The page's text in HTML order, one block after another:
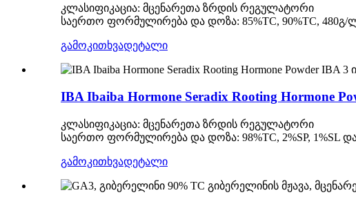
კლასიფიკაცია: მცენარეთა ზრდის რეგულატორი
საერთო ფორმულირება და დოზა: 85%TC, 90%TC, 480გ/
გამოკითხვადეტალი
IBA Ibaiba Hormone Seradix Rooting Hormone
კლასიფიკაცია: მცენარეთა ზრდის რეგულატორი
საერთო ფორმულირება და დოზა: 98%TC, 2%SP, 1%SL
გამოკითხვადეტალი